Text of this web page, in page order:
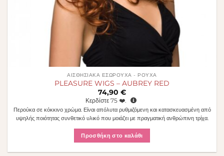
ΑΙΣΘΗΣΙΑΚΆ ΕΣΏΡΟΥΧΑ - ΡΟΎΧΑ
PLEASURE WIGS – AUBREY RED
74,90 €
Κερδίστε 75❤️.
Περούκα σε κόκκινο χρώμα. Είναι απόλυτα ρυθμιζόμενη και κατασκευασμένη από
υψηλής ποιότητας συνθετικό υλικό που μοιάζει με πραγματική ανθρώπινη τρίχα.
Προσθήκη στο καλάθι